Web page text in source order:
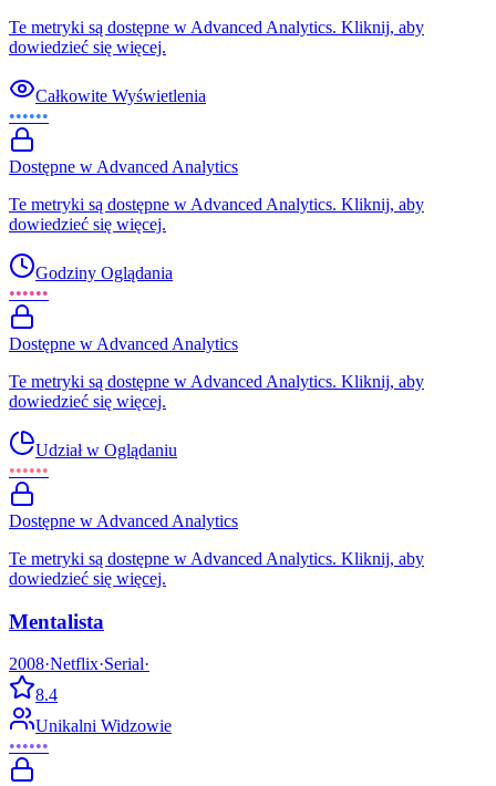
Te metryki są dostępne w Advanced Analytics. Kliknij, aby
dowiedzieć się więcej.
Całkowite Wyświetlenia
••••••
Dostępne w Advanced Analytics
Te metryki są dostępne w Advanced Analytics. Kliknij, aby
dowiedzieć się więcej.
Godziny Oglądania
••••••
Dostępne w Advanced Analytics
Te metryki są dostępne w Advanced Analytics. Kliknij, aby
dowiedzieć się więcej.
Udział w Oglądaniu
••••••
Dostępne w Advanced Analytics
Te metryki są dostępne w Advanced Analytics. Kliknij, aby
dowiedzieć się więcej.
Mentalista
2008·Netflix·Serial·
8.4
Unikalni Widzowie
••••••